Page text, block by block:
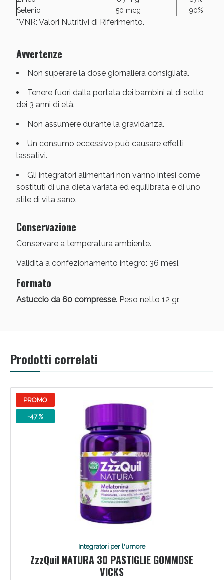
Selenio
50 mcg 90%
*VNR: Valori Nutritivi di Riferimento.
Avvertenze
Non superare la dose giornaliera consigliata.
Tenere fuori dalla portata dei bambini al di sotto
dei 3 anni di età.
Non assumere durante la gravidanza.
Un consumo eccessivo può causare effetti
lassativi.
Gli integratori alimentari non vanno intesi come
sostituti di una dieta variata ed equilibrata e di uno
stile di vita sano.
Conservazione
Conservare a temperatura ambiente.
Validità a confezionamento integro: 36 mesi.
Formato
Astuccio da 60 compresse.Peso netto 12 gr.
Prodotti correlati
PROMO
-47 %
Integratori per l'umore
ZzzQuil NATURA 30 PASTIGLIE GOMMOSE
VICKS
Scopri le offerte di Oggi